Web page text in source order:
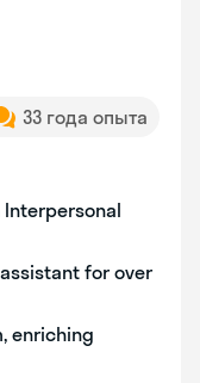
33 года опыта
Interpersonal
for over
enriching